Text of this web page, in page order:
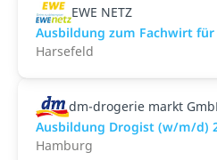
EWE NETZ
Ausbildung zum Fachwirt
Harsefeld
dm-drogerie markt
Ausbildung Drogist (w/m/d)
Hamburg